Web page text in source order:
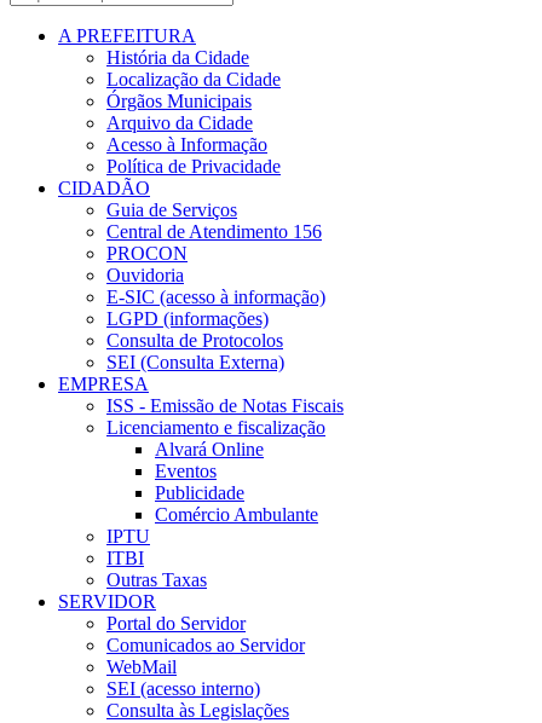
A PREFEITURA
História da Cidade
Localização da Cidade
Órgãos Municipais
Arquivo da Cidade
Acesso à Informação
Política de Privacidade
CIDADÃO
Guia de Serviços
Central de Atendimento 156
PROCON
Ouvidoria
E-SIC (acesso à informação)
LGPD (informações)
Consulta de Protocolos
SEI (Consulta Externa)
EMPRESA
ISS - Emissão de Notas Fiscais
Licenciamento e fiscalização
Alvará Online
Eventos
Publicidade
Comércio Ambulante
IPTU
ITBI
Outras Taxas
SERVIDOR
Portal do Servidor
Comunicados ao Servidor
WebMail
SEI (acesso interno)
Consulta às Legislações